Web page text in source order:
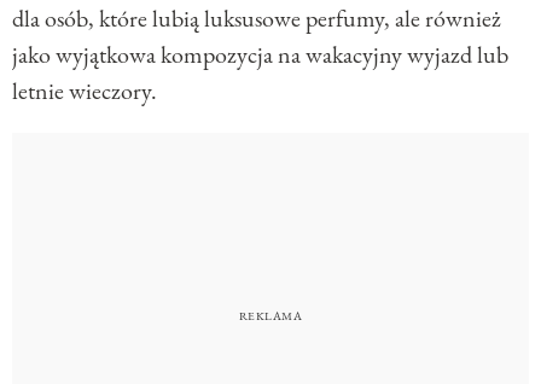
dla osób, które lubią luksusowe perfumy, ale również
jako wyjątkowa kompozycja na wakacyjny wyjazd lub
letnie wieczory.